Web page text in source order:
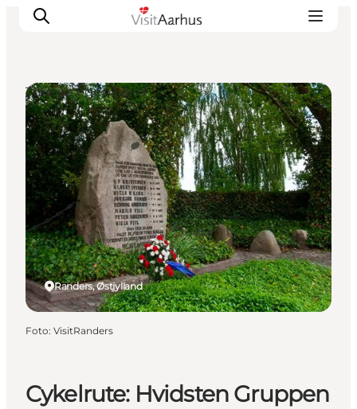
Oplevelser
Kalender
Byer og steder
Planlæg ferien
Transport
Cykelrute: Hvidsten Gruppen
Randers, Østjylland
Ture på egen hånd
Foto: VisitRanders